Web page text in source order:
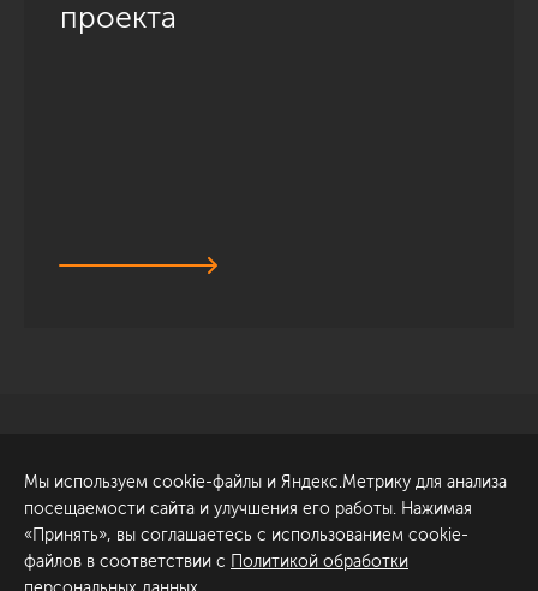
проекта
Обсудить проект
ул. Академика Павлова, 6
к1
+7 (812) 200-95-55
Мы используем cookie-файлы и Яндекс.Метрику для анализа
посещаемости сайта и улучшения его работы. Нажимая
«Принять», вы соглашаетесь с использованием cookie-
файлов в соответствии с Политикой обработки